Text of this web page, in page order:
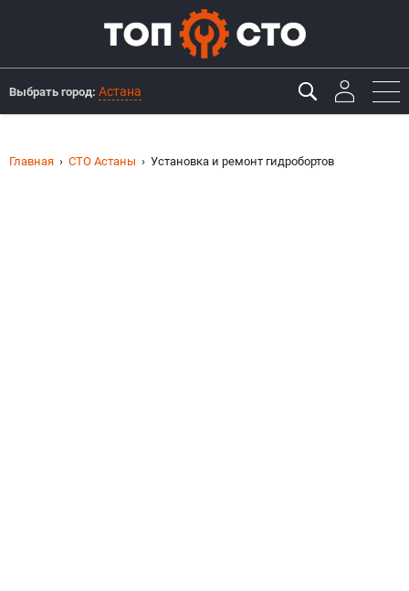
Выбрать город: Астана
Главная СТО Астаны Установка и ремонт гидробортов